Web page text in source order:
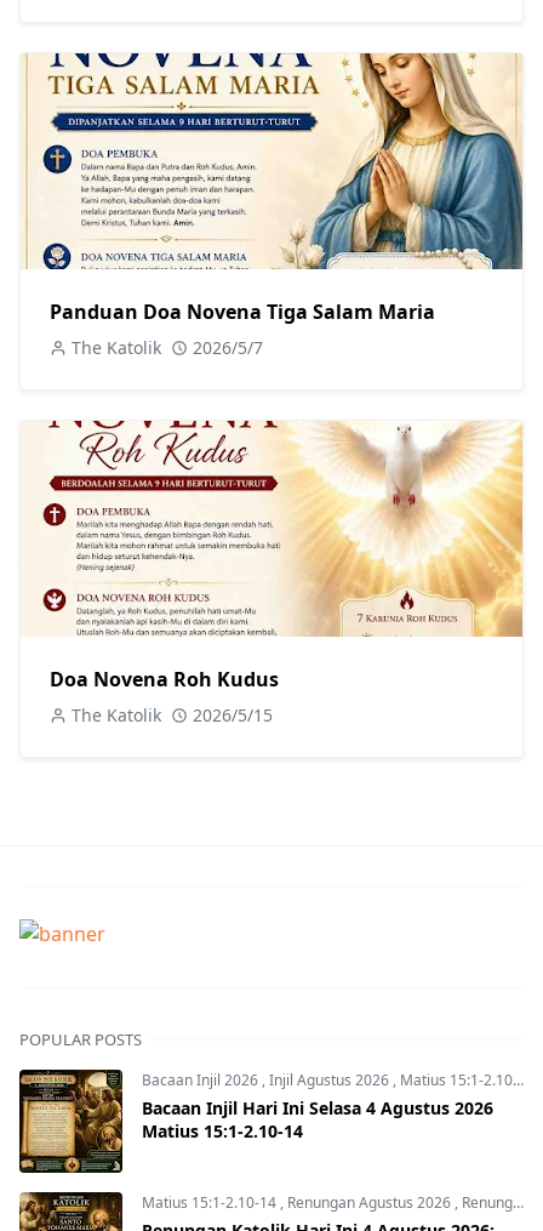
Panduan Doa Novena Tiga Salam Maria
The Katolik 2026/5/7
Doa Novena Roh Kudus
The Katolik 2026/5/15
POPULAR POSTS
Bacaan Injil 2026 ,Injil Agustus 2026 , Matius 15:1-2.10-14
Bacaan Injil Hari Ini Selasa 4 Agustus 2026
Matius 15:1-2.10-14
Matius 15:1-2.10-14 , Renungan Agustus 2026 , Renungan Hari Ini